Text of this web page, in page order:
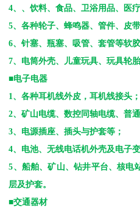
4、、饮料、食品、卫浴用品、医
5、各种轮子、蜂鸣器、管件、皮
6、针塞、瓶塞、吸管、套管等软胶
7、电筒外壳、儿童玩具、玩具轮
■电子电器
1 、各种耳机线外皮，耳机线接头；
2、矿山电缆、数控同轴电缆、普
3、电源插座、插头与护套等；
4、电池、无线电话机外壳及电子
5、船舶、矿山、钻井平台、核电
层及护套。
■交通器材